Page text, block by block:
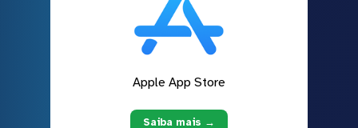
Apple App Store
Saiba mais →